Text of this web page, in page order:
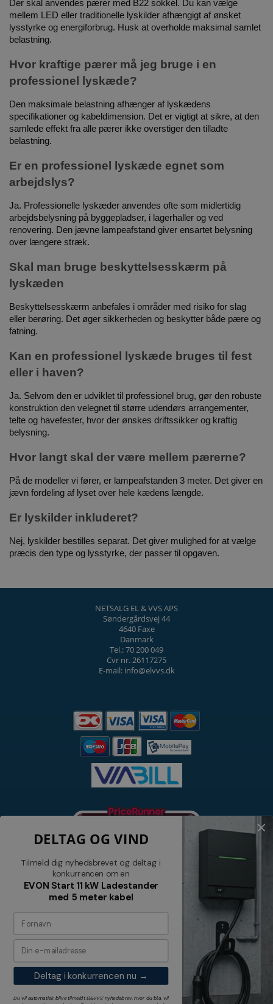
Der skal anvendes pærer med B22 sokkel. Du kan vælge
mellem LED eller traditionelle lyskilder afhængigt af ønsket
lysstyrke og energiforbrug. Husk at overholde maksimal samlet
belastning.
Hvor kraftige pærer må jeg bruge i en
professionel lyskæde?
Den maksimale belastning afhænger af lyskædens
specifikationer og kabeldimension. Det er vigtigt at sikre, at den
samlede effekt fra alle pærer ikke overstiger den tilladte
belastning.
Er en professionel lyskæde egnet som
arbejdslys?
Ja. Professionelle lyskæder anvendes ofte som midlertidig
arbejdsbelysning på byggepladser, i lagerhaller og ved
renovering. Den jævne lampeafstand giver ensartet belysning
over længere stræk.
Skal man bruge beskyttelsesskærm på
lyskæden
Beskyttelsesskærm anbefales i områder med risiko for slag
eller berøring. Det øger sikkerheden og beskytter både pære og
fatning.
Kan en professionel lyskæde bruges til fest
eller i haven?
Ja. Selvom den er udviklet til professionel brug, gør den robuste
konstruktion den velegnet til større udendørs arrangementer,
telte og havefester, hvor der ønskes driftssikker og kraftig
belysning.
Hvor langt skal der være mellem pærerne?
På de modeller vi fører, er lampeafstanden 3 meter. Det giver en
jævn fordeling af lyset over hele kædens længde.
Er lyskilder inkluderet?
Nej, lyskilder bestilles separat. Det giver mulighed for at vælge
præcis den type og lysstyrke, der passer til opgaven.
NETSALG EL & VVS APS
Søndergårdsvej 44
4640 Faxe
Danmark
Tel.: 70 200 049
Cvr nr. 26117275
E-mail: info@elvvs.dk
Nyhedsbrev
Tilmeld dig vores nyhedsbrev og
modtag relevante tilbud og nyheder
Tilmeld
DELTAG OG VIND
Tilmeld dig nyhedsbrevet og deltag i
konkurrencen om en
EVON Start 11 kW Ladestander
med 5 meter kabel
Deltag i konkurrencen nu →
Du vil automatisk blive tilmeldt El&VVS' nyhedsbrev, hvor du bl.a. vil